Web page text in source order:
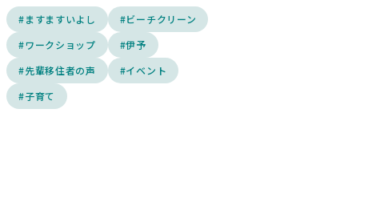
#ますますいよし
#ビーチクリーン
#ワークショップ
#伊予
#先輩移住者の声
#イベント
#子育て